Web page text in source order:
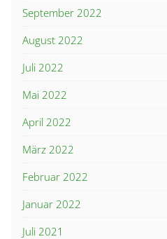
September 2022
August 2022
Juli 2022
Mai 2022
April 2022
März 2022
Februar 2022
Januar 2022
Juli 2021